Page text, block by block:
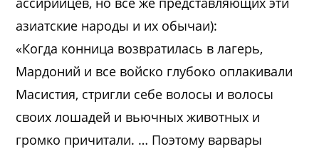
азиатские народы и их обычаи):
«Когда конница возвратилась в лагерь,
Мардоний и все войско глубоко оплакивали
Масистия, стригли себе волосы и волосы
своих лошадей и вьючных животных и
громко причитали. … Поэтому варвары